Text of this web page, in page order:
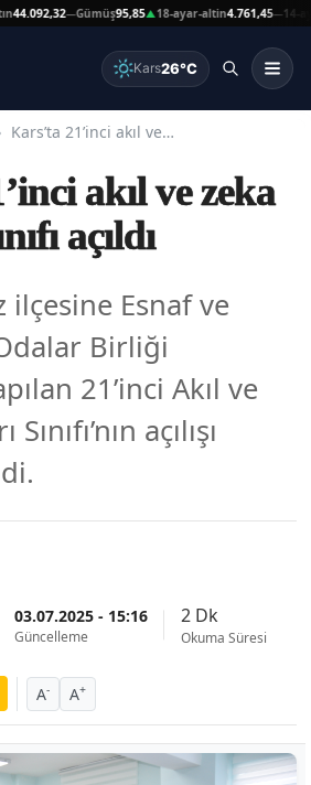
—Gümüş95,85▲18-ayar-altin4.761,45—14-ayar-
Kars26°C
Kars’ta 21’inci akıl ve zeka oyunları sınıfı açıldı
akıl ve zeka
açıldı
ilçesine Esnaf ve
Birliği
21’inci Akıl ve
açılışı
03.07.2025 - 15:16
Güncelleme
2 Dk
Okuma Süresi
A- A+